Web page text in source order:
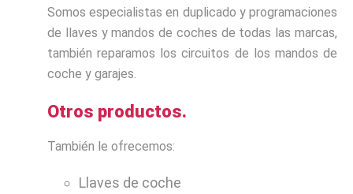
Somos especialistas en duplicado y programaciones
de llaves y mandos de coches de todas las marcas,
también reparamos los circuitos de los mandos de
coche y garajes.
Otros productos.
También le ofrecemos:
Llaves de coche